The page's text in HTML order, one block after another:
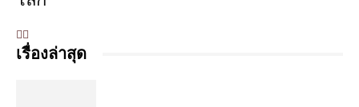
เรื่องล่าสุด